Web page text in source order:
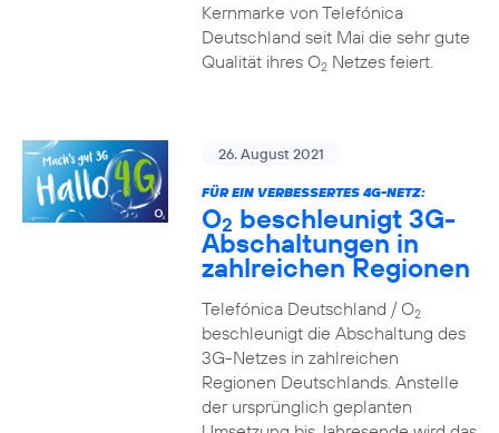
Kernmarke von Telefónica
Deutschland seit Mai die sehr gute
Qualität ihres O2Netzes feiert.
26. August 2021
FÜR EIN VERBESSERTES 4G-NETZ:
O2 beschleunigt 3G-
Abschaltungen in
zahlreichen Regionen
Telefónica Deutschland / O2
beschleunigt die Abschaltung des
3G-Netzes in zahlreichen
Regionen Deutschlands. Anstelle
der ursprünglich geplanten